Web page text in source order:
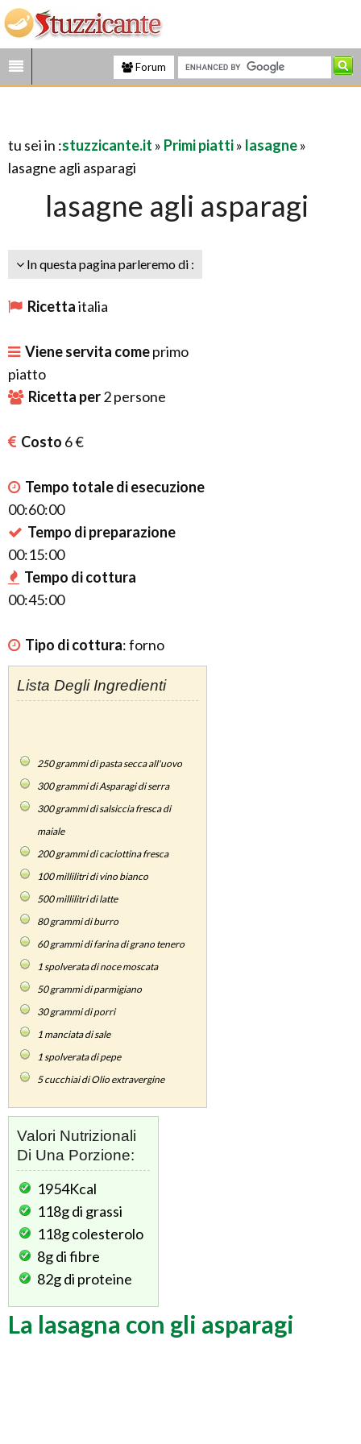
Forum
tu sei in :stuzzicante.it » Primi piatti» lasagne»
lasagne agli asparagi
lasagne agli asparagi
In questa pagina parleremo di :
Ricettaitalia
Viene servita comeprimo
piatto
Ricetta per2persone
Costo 6 €
Tempo totale di esecuzione
00:60:00
Tempo di preparazione
00:15:00
Tempo di cottura
00:45:00
Tipo di cottura:forno
Lista Degli Ingredienti
250grammi di pasta secca all'uovo
300grammi di Asparagi di serra
300grammi di salsiccia fresca di
maiale
200grammi di caciottina fresca
100millilitri di vino bianco
500millilitri di latte
80grammi di burro
60grammi di farina di grano tenero
1spolverata di noce moscata
50grammi di parmigiano
30grammi di porri
1 manciata di sale
1spolverata di pepe
5cucchiai di Olio extravergine
Valori Nutrizionali
Di Una Porzione:
1954Kcal
118gdi grassi
118gcolesterolo
8gdi fibre
82gdi proteine
La lasagna con gli asparagi